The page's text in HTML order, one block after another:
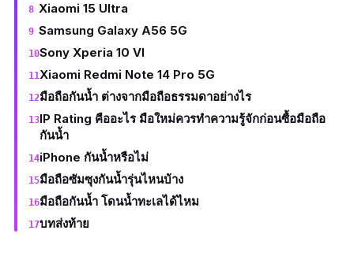
Xiaomi 15 Ultra
Samsung Galaxy A56 5G
Sony Xperia 10 VI
Xiaomi Redmi Note 14 Pro 5G
มือถือกันน้ำ ต่างจากมือถือธรรมดาอย่างไร
IP Rating คืออะไร มือใหม่ควรทำความรู้จักก่อนซื้อมือถือ
กันน้ำ
iPhone กันน้ำหรือไม่
มือถือซัมซุงกันน้ำรุ่นไหนบ้าง
มือถือกันน้ำ โดนน้ำทะเลได้ไหม
บทส่งท้าย